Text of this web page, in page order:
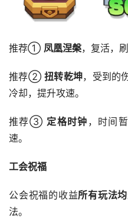
推荐① 凤凰涅槃，复活，
推荐② 扭转乾坤，受到的
冷却，提升攻速。
推荐③ 定格时钟 ，时间
速。
工会祝福
公会祝福的收益所有玩法
法。